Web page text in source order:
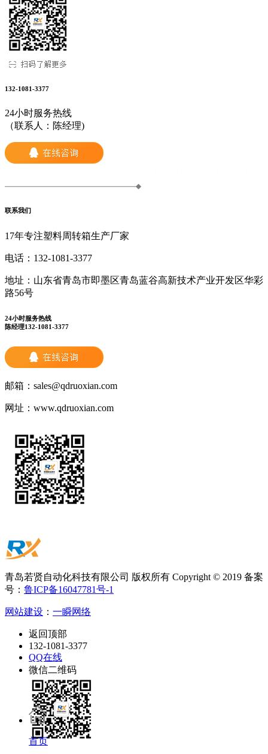
132-1081-3377
24小时服务热线
（联系人：陈经理)
联系我们
17年专注塑料周转箱生产厂家
电话： 132-1081-3377
地址： 山东省青岛市即墨区青岛蓝谷高新技术产业开发区华彩
路56号
24小时服务热线
陈经理132-1081-3377
邮箱： sales@qdruoxian.com
网址： www.qdruoxian.com
青岛若贤自动化科技有限公司 版权所有 Copyright © 2019 备案
号： 鲁ICP备16047781号-1
网站建设 ： 一瞬网络
返回顶部
132-1081-3377
QQ在线
微信二维码
首页